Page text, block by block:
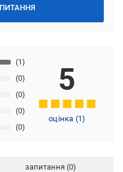
(0)
(0)
(0)
(0)
(1)
5
оцінка (1)
запитання